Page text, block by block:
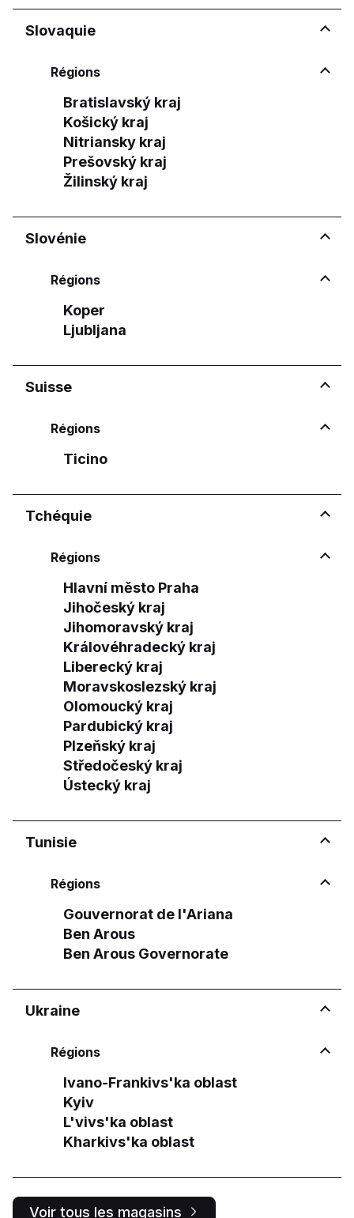
Slovaquie
Régions
Bratislavský kraj
Košický kraj
Nitriansky kraj
Prešovský kraj
Žilinský kraj
Slovénie
Régions
Koper
Ljubljana
Suisse
Régions
Ticino
Tchéquie
Régions
Hlavní město Praha
Jihočeský kraj
Jihomoravský kraj
Královéhradecký kraj
Liberecký kraj
Moravskoslezský kraj
Olomoucký kraj
Pardubický kraj
Plzeňský kraj
Středočeský kraj
Ústecký kraj
Tunisie
Régions
Gouvernorat de l'Ariana
Ben Arous
Ben Arous Governorate
Ukraine
Régions
Ivano-Frankivs'ka oblast
Kyiv
L'vivs'ka oblast
Kharkivs'ka oblast
Voir tous les magasins